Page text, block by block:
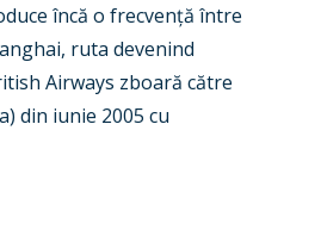
încă o frecvență între
ruta devenind
Airways zboară către
din iunie 2005 cu
Paris 2023
Dubai 2019
Marketplace
Jobs
Contact